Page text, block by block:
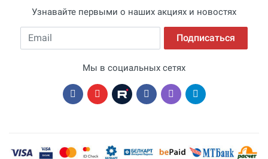
Узнавайте первыми о наших акциях и новостях
Email Подписаться
Мы в социальных сетях